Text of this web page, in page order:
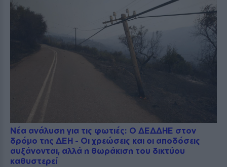
Νέα ανάλυση για τις φωτιές: Ο ΔΕΔΔΗΕ στον
δρόμο της ΔΕΗ - Οι χρεώσεις και οι αποδόσεις
αυξάνονται, αλλά η θωράκιση του δικτύου
καθυστερεί